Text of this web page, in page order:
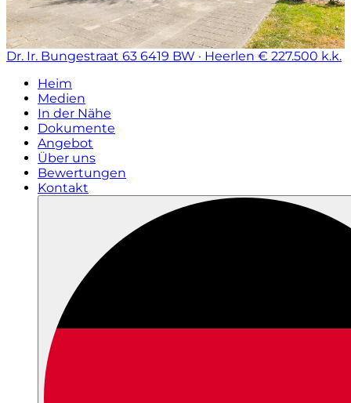
Dr. Ir. Bungestraat 63 6419 BW · Heerlen € 227.500 k.k.
Heim
Medien
In der Nähe
Dokumente
Angebot
Über uns
Bewertungen
Kontakt